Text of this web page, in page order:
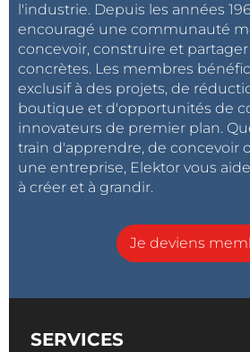
l'industrie. Depuis les années
encouragé une communauté
concevoir, construire et
concrètes. Les membres
exclusif à des projets, de
boutique et d'opportunités de
innovateurs de premier plan.
train d'apprendre, de concevoir
une entreprise, Elektor vous
à créer et à grandir.
Je deviens
SERVICES